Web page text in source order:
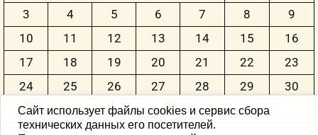
3
4 5 6 7 8
9
10
11 12 13 14 15
16
17
18 19 20 21 22
23
24
25 26 27 28 29
30
31
Сайт использует файлы cookies и сервис сбора
технических данных его посетителей.